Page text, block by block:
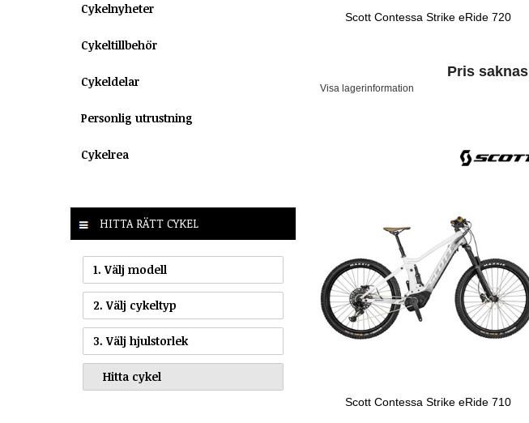
Cykelnyheter
Cykeltillbehör
Cykeldelar
Personlig utrustning
Cykelrea
HITTA RÄTT CYKEL
1. Välj modell
2. Välj cykeltyp
3. Välj hjulstorlek
Scott Contessa Strike eRide 720
Pris saknas
Visa lagerinformation
Scott Contessa Strike eRide 710